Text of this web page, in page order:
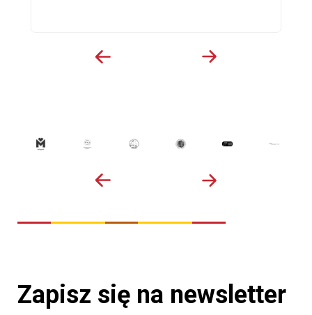
Zapisz się na newsletter